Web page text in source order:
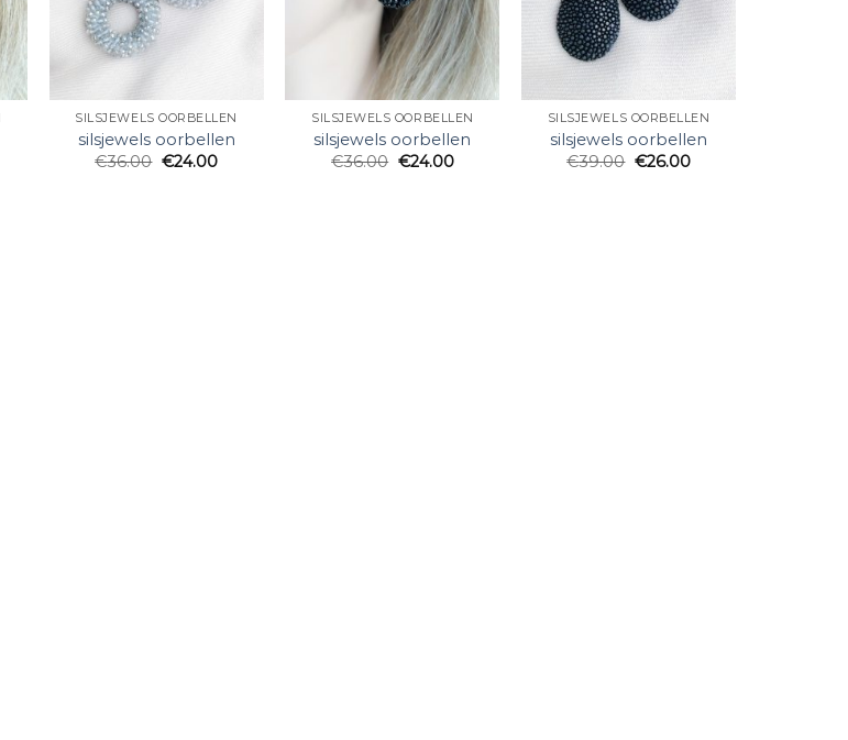
SILSJEWELS OORBELLEN
silsjewels oorbellen
€36.00 €24.00
SILSJEWELS OORBELLEN
silsjewels oorbellen
€36.00 €24.00
SILSJEWELS OORBELLEN
silsjewels oorbellen
€39.00 €26.00